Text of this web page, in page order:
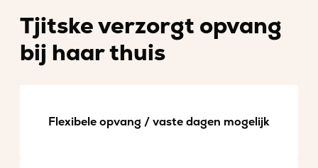
Tjitske verzorgt opvang
bij haar thuis
Flexibele opvang / vaste dagen mogelijk